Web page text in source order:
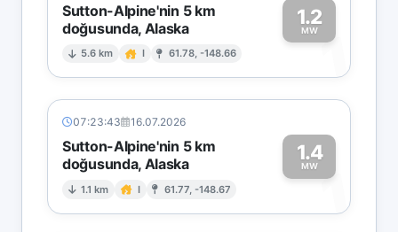
Sutton-Alpine'nin 5 km
doğusunda, Alaska
5.6 km I 61.78, -148.66
1.2
MW1
07:23:43 16.07.2026
Sutton-Alpine'nin 5 km
doğusunda, Alaska
1.1 km I 61.77, -148.67
1.4
MW1